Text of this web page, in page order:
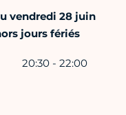
vendredi 28 juin
jours fériés
20:30 - 22:00